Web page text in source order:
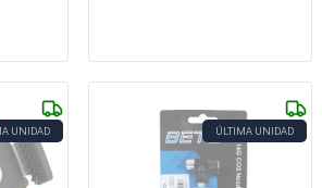
UNIDAD ÚLTIMA UNIDAD